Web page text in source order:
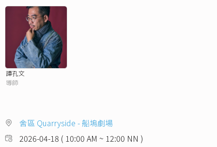
譚孔文
導師
舍區 Quarryside - 船塢劇場
2026-04-18 ( 10:00 AM ~ 12:00 NN )